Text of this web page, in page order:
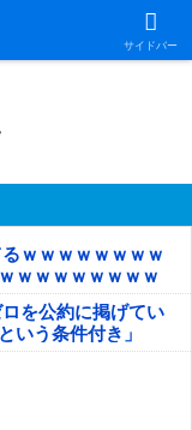
サイドバー
ｗｗｗｗｗｗｗｗ
ｗｗｗｗｗｗｗｗ
を公約に掲げてい
いう条件付き」